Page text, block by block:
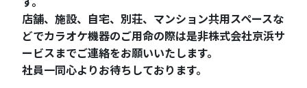
店舗、施設、自宅、別荘、マンション共用スペースな
どでカラオケ機器のご用命の際は是非株式会社京浜サ
ービスまでご連絡をお願いいたします。
社員一同心よりお待ちしております。